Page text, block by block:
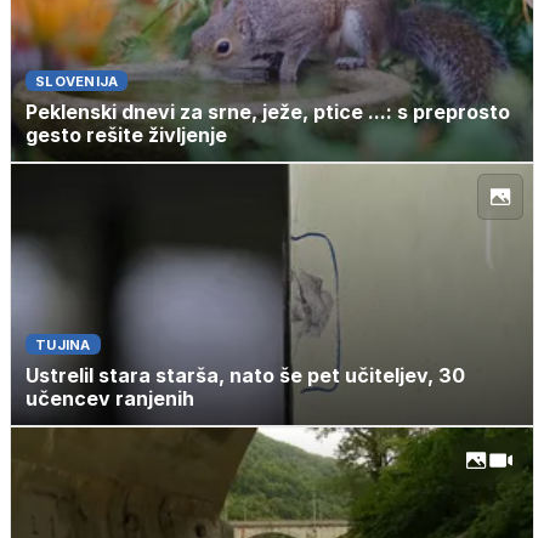
SLOVENIJA
Peklenski dnevi za srne, ježe, ptice ...: s preprosto
gesto rešite življenje
TUJINA
Ustrelil stara starša, nato še pet učiteljev, 30
učencev ranjenih